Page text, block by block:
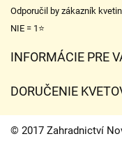
Odporučil by zákazník
NIE = 1⭐
INFORMÁCIE PRE
Časy doručenia
DORUČENIE
Poplatky za doručenie
Kam doručujeme kvety
© 2017 Zahradnictví